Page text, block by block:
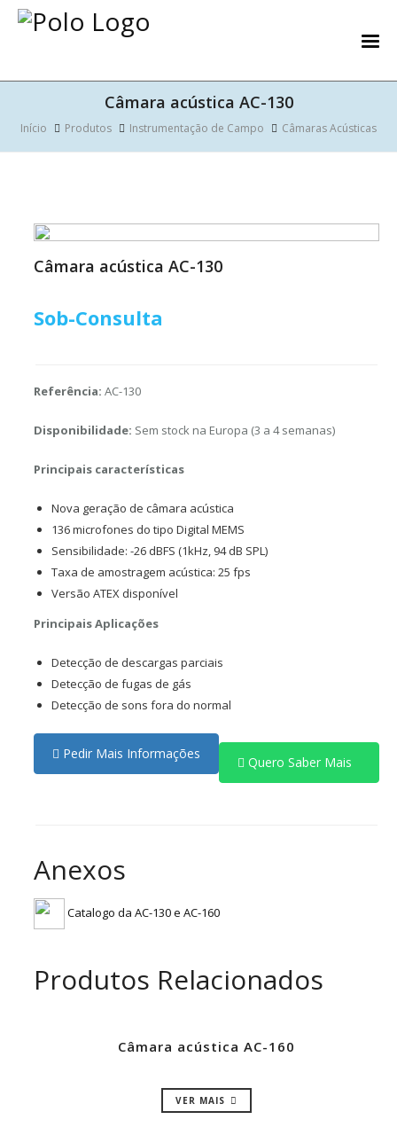
Câmara acústica AC-130
Início Produtos Instrumentação de Campo Câmaras Acústicas
Câmara acústica AC-130
Sob-Consulta
Referência: AC-130
Disponibilidade: Sem stock na Europa (3 a 4 semanas)
Principais características
Nova geração de câmara acústica
136 microfones do tipo Digital MEMS
Sensibilidade: -26 dBFS (1kHz, 94 dB SPL)
Taxa de amostragem acústica: 25 fps
Versão ATEX disponível
Principais Aplicações
Detecção de descargas parciais
Detecção de fugas de gás
Detecção de sons fora do normal
Pedir Mais Informações
Quero Saber Mais
Anexos
Catalogo da AC-130 e AC-160
Produtos Relacionados
Câmara acústica AC-160
VER MAIS